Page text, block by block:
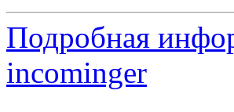
Подробная
incominger